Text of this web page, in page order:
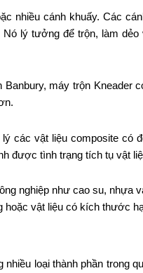
nhiều cánh khuấy. Các
lý tưởng để trộn, làm
Banbury, máy trộn Kneader
các vật liệu composite có
được tình trạng tích tụ vật
nghiệp như cao su, nhựa
hoặc vật liệu có kích thước
nhiều loại thành phần trong